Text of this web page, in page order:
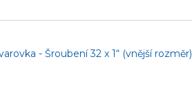
- Šroubení 32 x 1“ (vnější rozměr)